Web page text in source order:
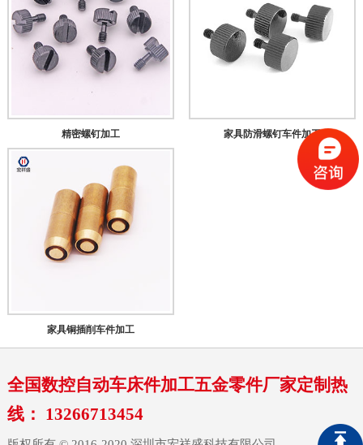
精密螺钉加工 家具防滑螺钉车件加工
家具铜插削车件加工
全国数控自动车床件加工五金零件厂家定制热
线： 13266713454